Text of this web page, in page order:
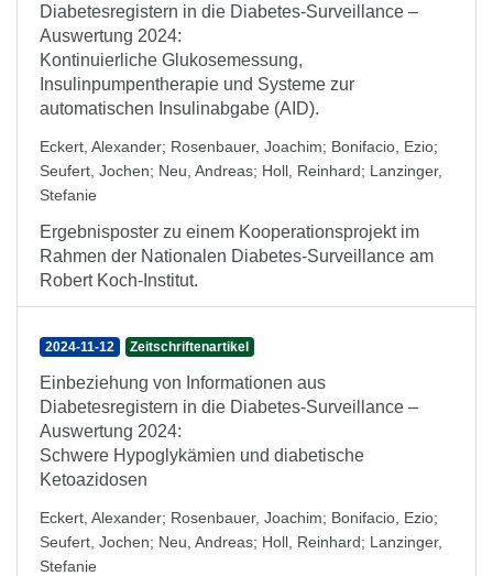
Diabetesregistern in die Diabetes-Surveillance –
Auswertung 2024:
Kontinuierliche Glukosemessung,
Insulinpumpentherapie und Systeme zur
automatischen Insulinabgabe (AID).
Eckert, Alexander; Rosenbauer, Joachim; Bonifacio, Ezio;
Seufert, Jochen; Neu, Andreas; Holl, Reinhard; Lanzinger,
Stefanie
Ergebnisposter zu einem Kooperationsprojekt im
Rahmen der Nationalen Diabetes-Surveillance am
Robert Koch-Institut.
2024-11-12 Zeitschriftenartikel
Einbeziehung von Informationen aus
Diabetesregistern in die Diabetes-Surveillance –
Auswertung 2024:
Schwere Hypoglykämien und diabetische
Ketoazidosen
Eckert, Alexander; Rosenbauer, Joachim; Bonifacio, Ezio;
Seufert, Jochen; Neu, Andreas; Holl, Reinhard; Lanzinger,
Stefanie